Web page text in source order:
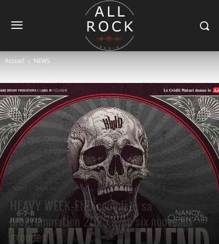
Accueil NEWS
NEWS Tendance
HEAVY WEEK-END complète sa
programmation 2025 avec six nouveaux
groupes